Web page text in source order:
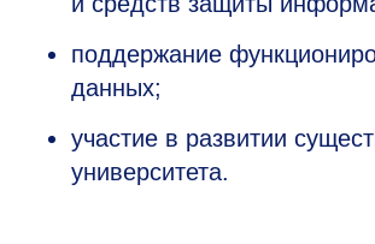
поддержание
данных;
участие в развитии
университета.